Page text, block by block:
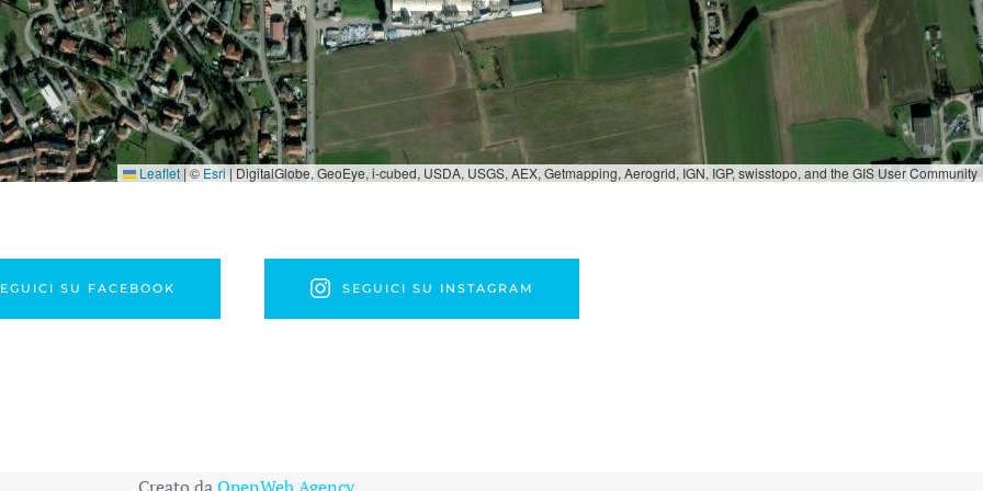
Leaflet | © Esri | DigitalGlobe, GeoEye, i-cubed, USDA, USGS, AEX, Getmapping, Aerogrid, IGN, IGP, swisstopo, and the GIS User Community
SU FACEBOOK SEGUICI SU INSTAGRAM